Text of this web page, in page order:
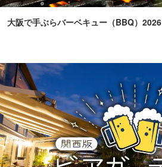
大阪で手ぶらバーベキュー（BBQ）2026